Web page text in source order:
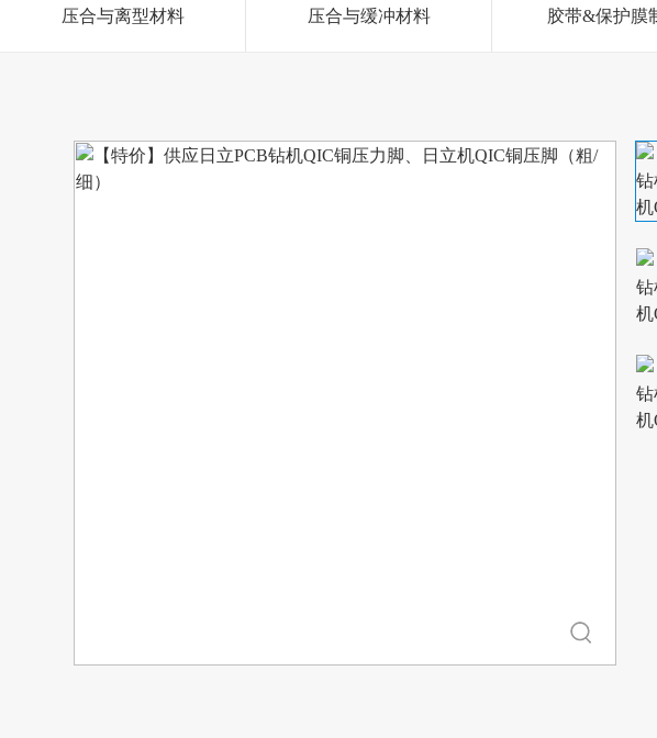
压合与离型材料 压合与缓冲材料 胶带&保护膜